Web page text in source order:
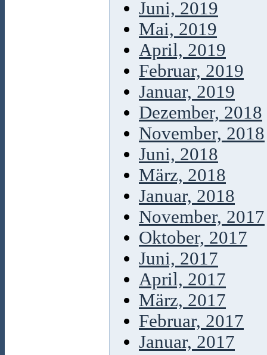
Juni, 2019
Mai, 2019
April, 2019
Februar, 2019
Januar, 2019
Dezember, 2018
November, 2018
Juni, 2018
März, 2018
Januar, 2018
November, 2017
Oktober, 2017
Juni, 2017
April, 2017
März, 2017
Februar, 2017
Januar, 2017